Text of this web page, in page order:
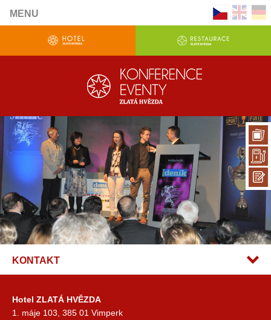
MENU
KONTAKT
Hotel ZLATÁ HVĚZDA
1. máje 103, 385 01 Vimperk